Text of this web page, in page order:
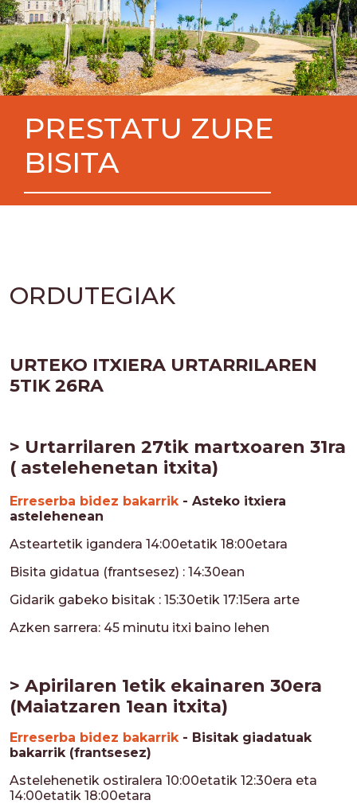
PRESTATU ZURE
BISITA
ORDUTEGIAK
URTEKO ITXIERA URTARRILAREN
5TIK 26RA
> Urtarrilaren 27tik martxoaren 31ra
( astelehenetan itxita)
Erreserba bidez bakarrik- Asteko itxiera
astelehenean
Asteartetik igandera 14:00etatik 18:00etara
Bisita gidatua (frantsesez) : 14:30ean
Gidarik gabeko bisitak : 15:30etik 17:15era arte
Azken sarrera: 45 minutu itxi baino lehen
> Apirilaren 1etik ekainaren 30era
(Maiatzaren 1ean itxita)
Erreserba bidez bakarrik- Bisitak giadatuak
bakarrik (frantsesez)
Astelehenetik ostiralera 10:00etatik 12:30era eta
14:00etatik 18:00etara